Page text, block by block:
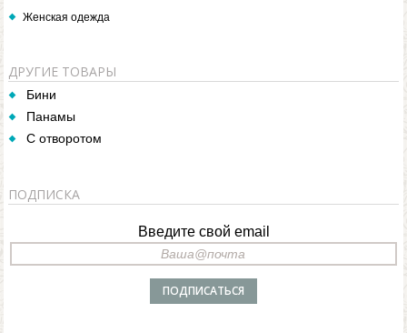
Женская одежда
ДРУГИЕ ТОВАРЫ
Бини
Панамы
С отворотом
ПОДПИСКА
Введите свой email